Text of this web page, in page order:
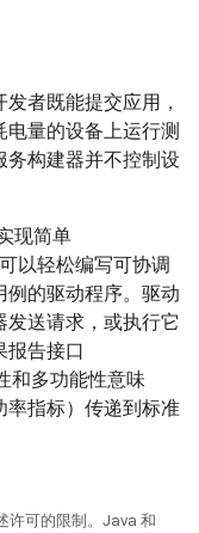
者既能提交应用，
量的设备上运行测
务构建器并不控制设
现简单
以轻松编写可协调
的驱动程序。驱动
送请求，或执行它
报告接口
和多功能性意味
率指标）传递到标准
许可的限制。Java 和